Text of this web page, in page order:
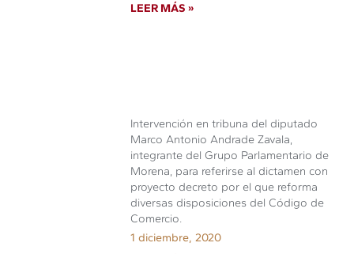
LEER MÁS »
Intervención en tribuna del diputado
Marco Antonio Andrade Zavala,
integrante del Grupo Parlamentario de
Morena, para referirse al dictamen con
proyecto decreto por el que reforma
diversas disposiciones del Código de
Comercio.
1 diciembre, 2020